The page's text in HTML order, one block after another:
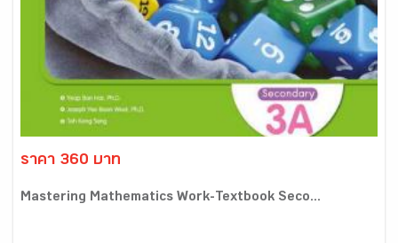
ราคา 360 บาท
Mastering Mathematics Work-Textbook Seco...